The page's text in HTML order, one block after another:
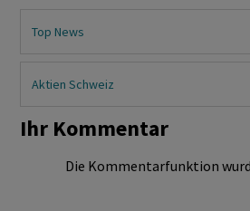
Top News
Aktien Schweiz
Ihr Kommentar
Die Kommentarfunktion